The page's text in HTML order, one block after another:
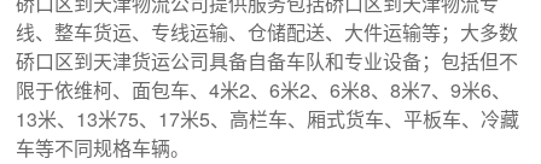
线、整车货运、专线运输、仓储配送、大件运输等；大多数
硚口区到天津货运公司具备自备车队和专业设备；包括但不
限于依维柯、面包车、4米2、6米2、6米8、8米7、9米6、
13米、13米75、17米5、高栏车、厢式货车、平板车、冷藏
车等不同规格车辆。